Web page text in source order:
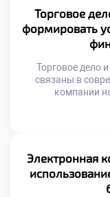
конкуренции.
является
начинания.
Торговое
формировать
Торговое дело
связаны в
компании
кровеносной
системного
компетенции
сегодня.
Электронная